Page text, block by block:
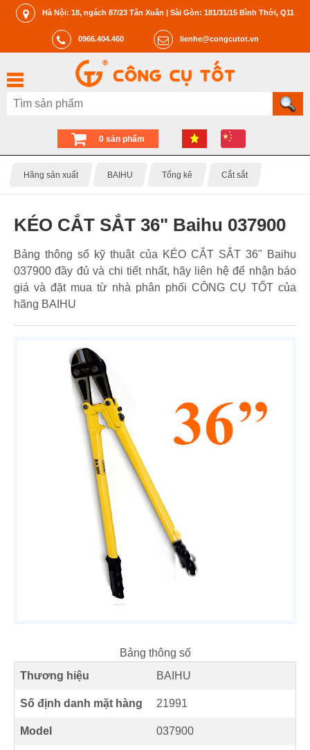
Hà Nội: 18, ngách 87/23 Tân Xuân | Sài Gòn: 181/31/15 Bình Thới, Q11
0966.404.460 lienhe@congcutot.vn
0 sản phẩm
Hãng sản xuất BAIHU Tổng kê Cắt sắt
KÉO CẮT SẮT 36" Baihu 037900
Bảng thông số kỹ thuật của KÉO CẮT SẮT 36" Baihu
037900 đầy đủ và chi tiết nhất, hãy liên hệ để nhận báo
giá và đặt mua từ nhà phân phối CÔNG CỤ TỐT của
hãng BAIHU
Bảng thông số
Thương hiệu
BAIHU
Số định danh mặt hàng 21991
Model 037900